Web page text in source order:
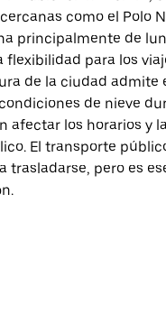
como el Polo
principalmente de
flexibilidad para los
de la ciudad admite
de nieve
afectar los horarios y
El transporte
trasladarse, pero es